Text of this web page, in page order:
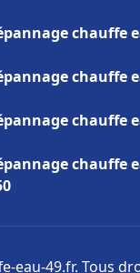
chauffe
chauffe
chauffe
chauffe
eau-49.fr. Tous